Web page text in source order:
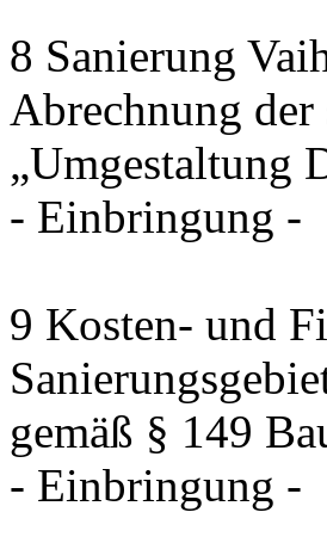
8 Sanierung
Abrechnung der
„Umgestaltung
- Einbringung -
9 Kosten- und
gemäß § 149
- Einbringung -